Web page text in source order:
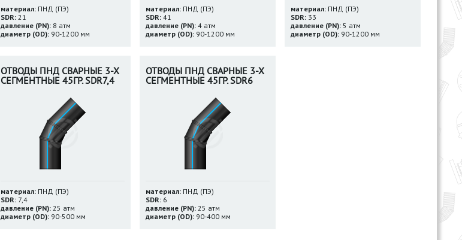
материал: ПНД (ПЭ)
SDR: 21
давление (PN): 8 атм
диаметр (OD): 90-1200 мм
материал: ПНД (ПЭ)
SDR: 41
давление (PN): 4 атм
диаметр (OD): 90-1200 мм
материал: ПНД (ПЭ)
SDR: 33
давление (PN): 5 атм
диаметр (OD): 90-1200 мм
ОТВОДЫ ПНД СВАРНЫЕ 3-Х
СЕГМЕНТНЫЕ 45ГР. SDR7,4
материал: ПНД (ПЭ)
SDR: 7,4
давление (PN): 25 атм
диаметр (OD): 90-500 мм
ОТВОДЫ ПНД СВАРНЫЕ 3-Х
СЕГМЕНТНЫЕ 45ГР. SDR6
материал: ПНД (ПЭ)
SDR: 6
давление (PN): 25 атм
диаметр (OD): 90-400 мм